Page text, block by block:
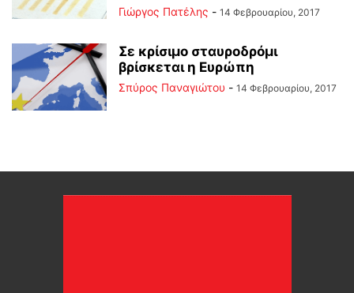
Γιώργος Πατέλης - 14 Φεβρουαρίου, 2017
Σε κρίσιμο σταυροδρόμι
βρίσκεται η Ευρώπη
Σπύρος Παναγιώτου - 14 Φεβρουαρίου, 2017